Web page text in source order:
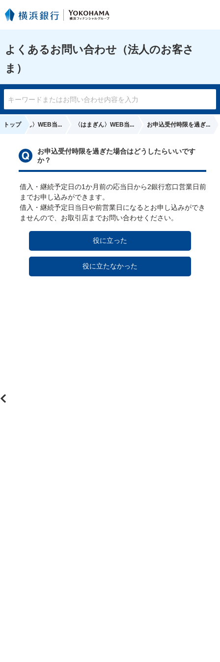
よくあるお問い合わせ（法人のお客さ
ま）
トップ
〈はまぎん〉WEB当... 〈はまぎん〉WEB当... お申込受付時限を過ぎ...
お申込受付時限を過ぎた場合はどうしたらいいです
か？
借入・継続予定日の1か月前の応当日から2銀行窓口営業日前
までお申し込みができます。
借入・継続予定日当日や前営業日になるとお申し込みができ
ませんので、お取引店までお問い合わせください。
役に立った
役に立たなかった